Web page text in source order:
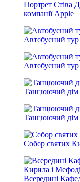
Портрет Стіва
компанії Apple
Автобусний тур
Автобусний тур
Танцюючий дім
Танцюючий дім
Собор святих
Всередині